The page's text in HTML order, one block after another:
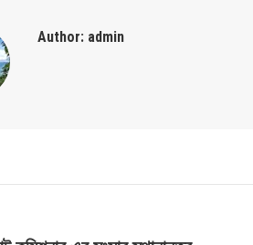
Author: admin